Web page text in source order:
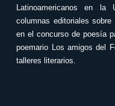
Latinoamericanos en la
columnas editoriales
en el concurso de poesía
poemario Los amigos del
talleres literarios.